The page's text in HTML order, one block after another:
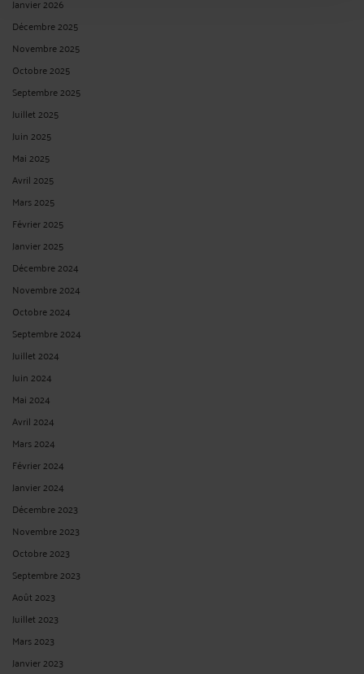
Décembre 2025
Novembre 2025
Octobre 2025
Septembre 2025
Juillet 2025
Juin 2025
Mai 2025
Avril 2025
Mars 2025
Février 2025
Janvier 2025
Décembre 2024
Novembre 2024
Octobre 2024
Septembre 2024
Juillet 2024
Juin 2024
Mai 2024
Avril 2024
Mars 2024
Février 2024
Janvier 2024
Décembre 2023
Novembre 2023
Octobre 2023
Septembre 2023
Août 2023
Juillet 2023
Mars 2023
Janvier 2023